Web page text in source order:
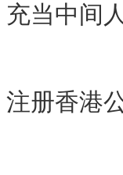
充当中间人
注册香港